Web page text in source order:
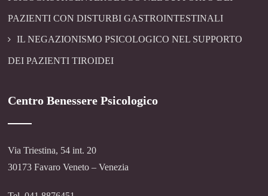
PAZIENTI CON DISTURBI GASTROINTESTINALI
IL NEGAZIONISMO PSICOLOGICO NEL SUPPORTO
DEI PAZIENTI TIROIDEI
Centro Benessere Psicologico
Via Triestina, 54 int. 20
30173 Favaro Veneto – Venezia